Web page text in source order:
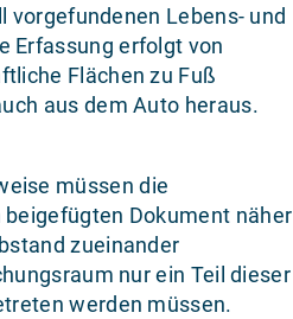
Lebens- und
Erfassung erfolgt von
Flächen zu Fuß
aus dem Auto heraus.
müssen die
Dokument näher
zueinander
nur ein Teil dieser
werden müssen.